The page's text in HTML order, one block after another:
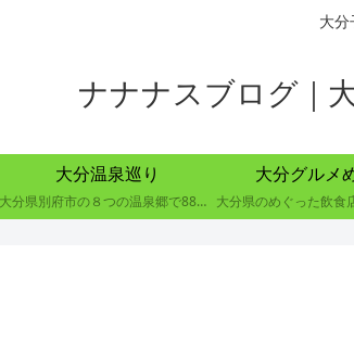
大分
ナナナスブログ｜
大分温泉巡り
大分県別府市の８つの温泉郷で88の温泉を巡る取り組み
大分グルメ